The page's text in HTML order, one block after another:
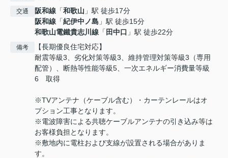
交通 阪和線 「和歌山 」駅 徒歩17分
阪和線 「紀伊中ノ島 」駅 徒歩15分
和歌山電鐵貴志川線 「 田中口 」駅 徒歩22分
備考
【長期優良住宅対応】
耐震等級3、劣化対策等級3、維持管理対策等級3（専用
配管）、断熱等性能等級5、一次エネルギー消費量等級
6 取得
※TVアンテナ（ケーブル含む）・カーテンレールはオ
プション工事となります。
※電波障害による共聴ケーブルアンテナの引き込み等は
お客様負担となります。
※敷地内に電柱および支線が設置される場合がありま
す。